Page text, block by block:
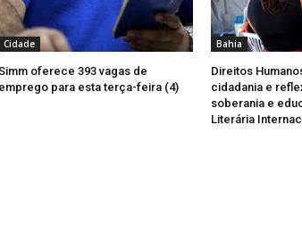
Cidade
oferece 393 vagas de
emprego para esta terça-feira (4)
Bahia
Direitos
cidadania e
soberania e
Literária